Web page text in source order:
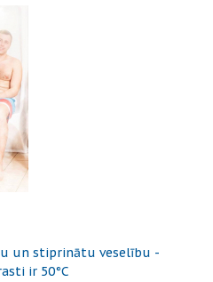
un stiprinātu veselību -
ir 50°C